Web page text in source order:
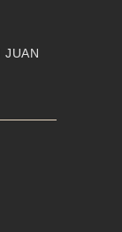
JUAN